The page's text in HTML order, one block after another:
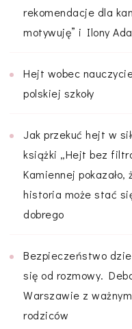
rekomendacje dla
motywuję” i Ilony
Hejt wobec
polskiej szkoły
Jak przekuć hejt w
książki „Hejt bez
Kamiennej pokazało,
historia może stać
dobrego
Bezpieczeństwo
się od rozmowy.
Warszawie z
rodziców